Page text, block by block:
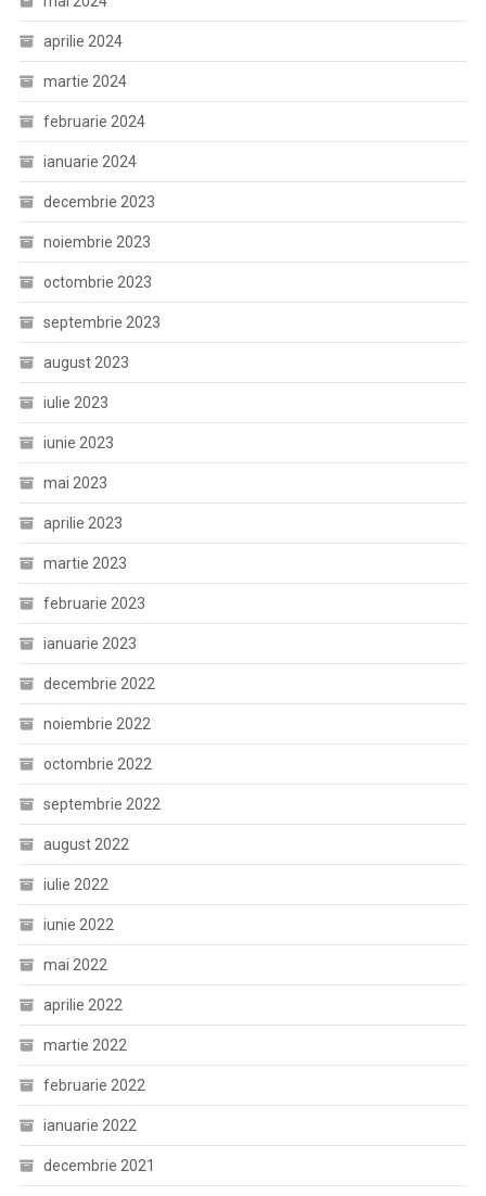
aprilie 2024
martie 2024
februarie 2024
ianuarie 2024
decembrie 2023
noiembrie 2023
octombrie 2023
septembrie 2023
august 2023
iulie 2023
iunie 2023
mai 2023
aprilie 2023
martie 2023
februarie 2023
ianuarie 2023
decembrie 2022
noiembrie 2022
octombrie 2022
septembrie 2022
august 2022
iulie 2022
iunie 2022
mai 2022
aprilie 2022
martie 2022
februarie 2022
ianuarie 2022
decembrie 2021